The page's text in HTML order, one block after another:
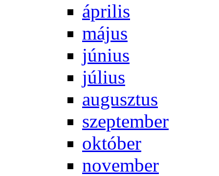
áp­ri­lis
má­jus
jú­ni­us
jú­li­us
au­gusz­tus
szep­tem­ber
ok­tó­ber
no­vem­ber